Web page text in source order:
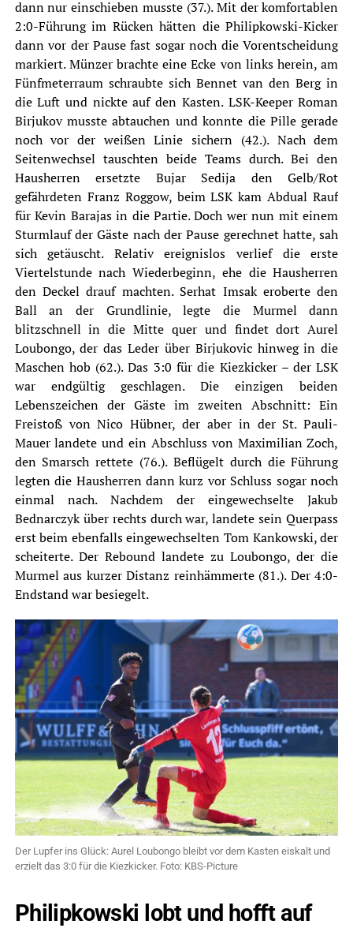
dann nur einschieben musste (37.). Mit der komfortablen
2:0-Führung im Rücken hätten diePhilipkowski-Kicker
dann vor der Pause fast sogar noch die Vorentscheidung
markiert. Münzer brachte eine Ecke von links herein, am
Fünfmeterraum schraubte sich Bennet van den Berg in
die Luft und nickte auf den Kasten. LSK-Keeper Roman
Birjukov musste abtauchen und konnte die Pille gerade
noch vor der weißen Linie sichern (42.). Nach dem
Seitenwechsel tauschten beide Teams durch. Bei den
Hausherren ersetzte Bujar Sedija den Gelb/Rot
gefährdeten Franz Roggow, beim LSK kam Abdual Rauf
für Kevin Barajas in die Partie. Doch wer nun mit einem
Sturmlauf der Gäste nach der Pause gerechnet hatte, sah
sich getäuscht. Relativ ereignislos verlief die erste
Viertelstunde nach Wiederbeginn, ehe die Hausherren
den Deckel drauf machten. Serhat Imsak eroberte den
Ball an der Grundlinie, legte die Murmel dann
blitzschnell in die Mitte quer und findet dort Aurel
Loubongo, der das Leder über Birjukovic hinweg in die
Maschen hob (62.). Das 3:0 für die Kiezkicker – der LSK
war endgültig geschlagen. Die einzigen beiden
Lebenszeichen der Gäste im zweiten Abschnitt: Ein
Freistoß von Nico Hübner, der aber in der St. Pauli-
Mauer landete und ein Abschluss von Maximilian Zoch,
den Smarsch rettete (76.). Beflügelt durch die Führung
legten die Hausherren dann kurz vor Schluss sogar noch
einmal nach. Nachdem der eingewechselte Jakub
Bednarczyk über rechts durch war, landete sein Querpass
erst beim ebenfalls eingewechselten Tom Kankowski, der
scheiterte. Der Rebound landete zu Loubongo, der die
Murmel aus kurzer Distanz reinhämmerte (81.). Der 4:0-
Endstand war besiegelt.
Der Lupfer ins Glück: Aurel Loubongo bleibt vor dem Kasten eiskalt und
erzielt das 3:0 für die Kiezkicker. Foto: KBS-Picture
Philipkowski lobt und hofft auf